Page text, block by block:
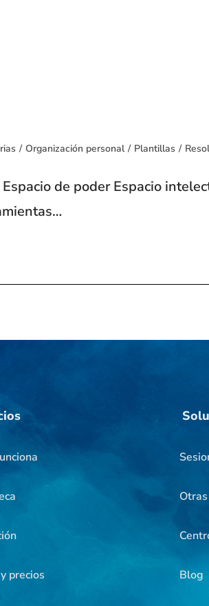
/ Organización personal / Plantillas /
de poder Espacio
precios Blog